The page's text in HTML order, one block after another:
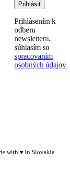
Prihlásiť
Prihlásením k
odberu
newsletteru,
súhlasím so
spracovaním
osobných údajov
with ♥ in Slovakia